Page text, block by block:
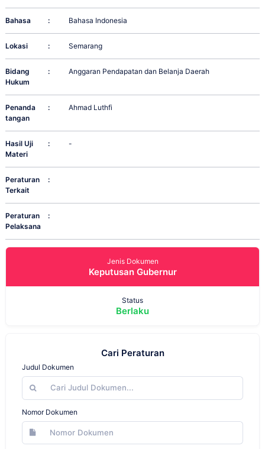
Bahasa : Bahasa Indonesia
Lokasi : Semarang
Bidang
Hukum
: Anggaran Pendapatan dan Belanja Daerah
Penanda
tangan
: Ahmad Luthfi
Hasil Uji
Materi
: -
Peraturan
Terkait
:
Peraturan
Pelaksana
:
Jenis Dokumen
Keputusan Gubernur
Status
Berlaku
Cari Peraturan
Judul Dokumen
Nomor Dokumen